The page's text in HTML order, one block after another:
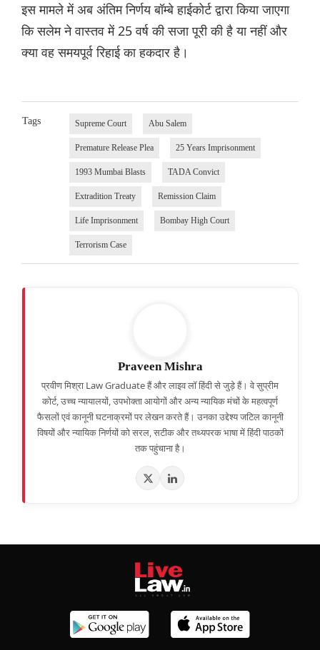
इस मामले में अब अंतिम निर्णय बॉम्बे हाईकोर्ट द्वारा किया जाएगा
कि सलेम ने वास्तव में 25 वर्ष की सजा पूरी की है या नहीं और
क्या वह समयपूर्व रिहाई का हकदार है।
Tags Supreme Court Abu Salem
Premature Release Plea 25 Years Imprisonment
1993 Mumbai Blasts TADA Convict
Extradition Treaty Remission Claim
Life Imprisonment Bombay High Court
Terrorism Case
Praveen Mishra
प्रवीण मिश्रा Law Graduate हैं और लाइव लॉ हिंदी से जुड़े हैं। वे सुप्रीम
कोर्ट, उच्च न्यायालयों, उपभोक्ता आयोगों और अन्य न्यायिक मंचों के महत्वपूर्ण
फैसलों एवं कानूनी घटनाक्रमों पर लेखन करते हैं। उनका उद्देश्य जटिल कानूनी
विषयों और न्यायिक निर्णयों को सरल, सटीक और तथ्यपरक भाषा में हिंदी पाठकों
तक पहुंचाना है।